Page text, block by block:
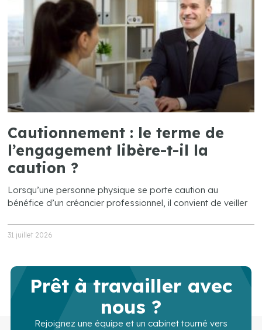
Cautionnement : le terme de
l’engagement libère-t-il la
caution ?
Lorsqu’une personne physique se porte caution au
bénéfice d’un créancier professionnel, il convient de veiller
31 juillet 2026
Prêt à travailler avec
nous ?
Rejoignez une équipe et un cabinet tourné vers